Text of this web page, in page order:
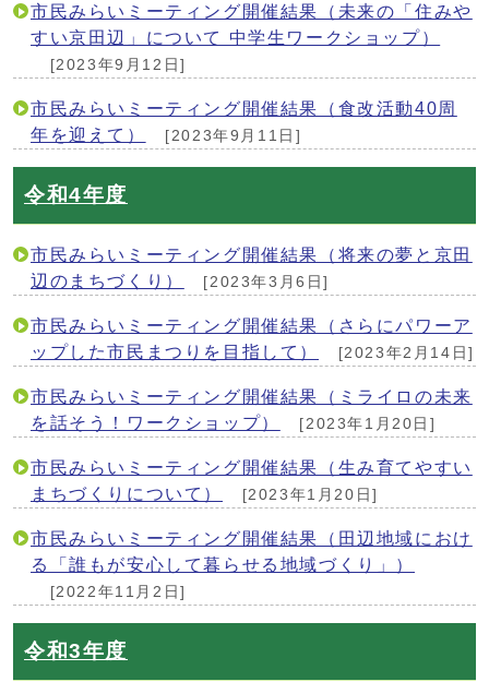
市民みらいミーティング開催結果（未来の「住みや
すい京田辺」について 中学生ワークショップ）
[2023年9月12日]
市民みらいミーティング開催結果（食改活動40周
年を迎えて）
[2023年9月11日]
令和4年度
市民みらいミーティング開催結果（将来の夢と京田
辺のまちづくり）
[2023年3月6日]
市民みらいミーティング開催結果（さらにパワーア
ップした市民まつりを目指して）
[2023年2月14日]
市民みらいミーティング開催結果（ミライロの未来
を話そう！ワークショップ）
[2023年1月20日]
市民みらいミーティング開催結果（生み育てやすい
まちづくりについて）
[2023年1月20日]
市民みらいミーティング開催結果（田辺地域におけ
る「誰もが安心して暮らせる地域づくり」）
[2022年11月2日]
令和3年度